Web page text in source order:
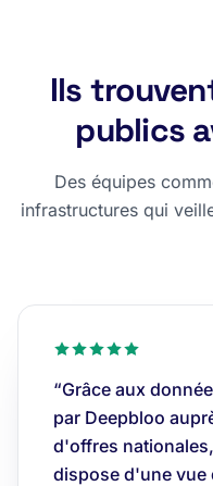
Ils
publics
Des équipes
infrastructures qui
“Grâce aux
par Deepbloo
d'offres
dispose d'une vue